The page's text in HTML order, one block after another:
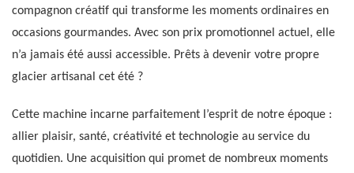
compagnon créatif qui transforme les moments ordinaires en
occasions gourmandes. Avec son prix promotionnel actuel, elle
n’a jamais été aussi accessible. Prêts à devenir votre propre
glacier artisanal cet été ?
Cette machine incarne parfaitement l’esprit de notre époque :
allier plaisir, santé, créativité et technologie au service du
quotidien. Une acquisition qui promet de nombreux moments